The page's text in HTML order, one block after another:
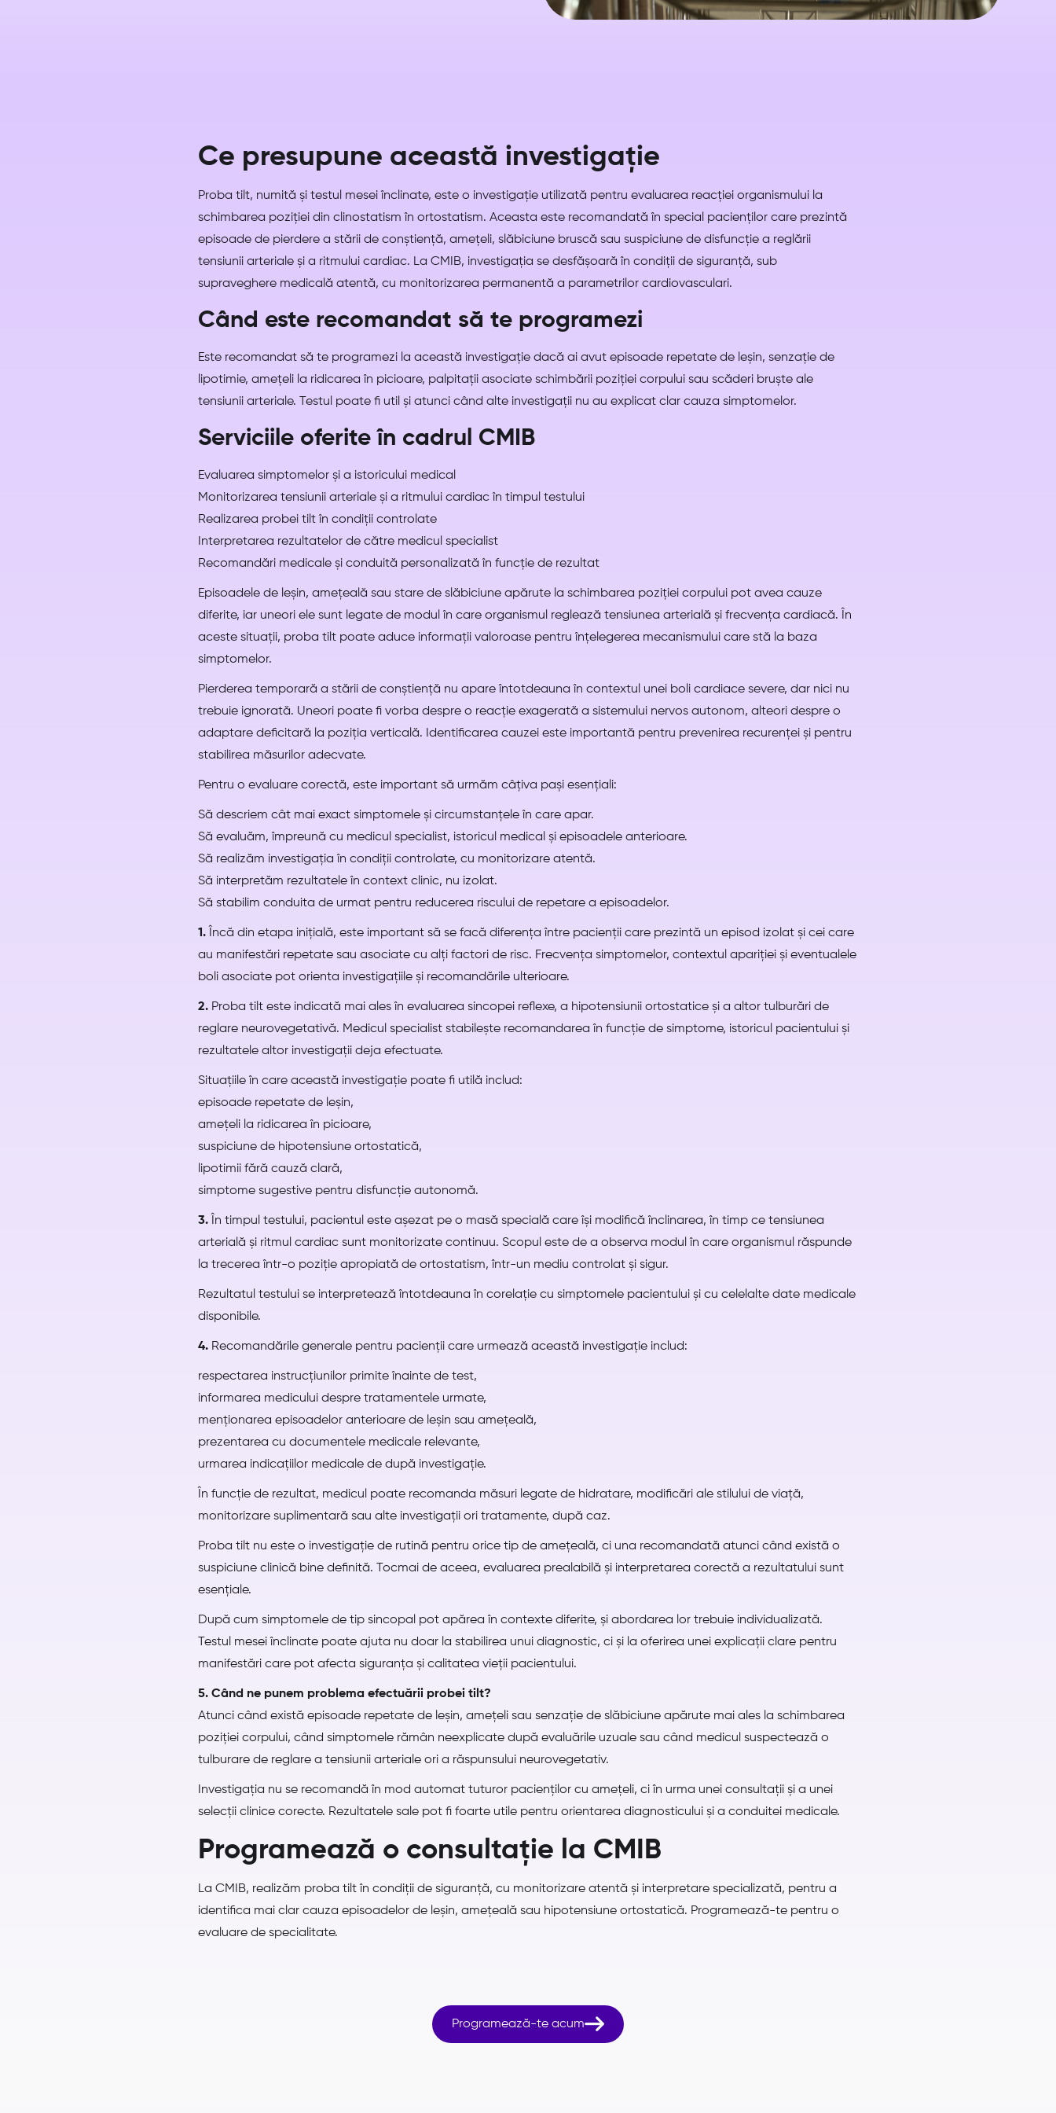
Ce presupune această investigație
Proba tilt, numită și testul mesei înclinate, este o investigație utilizată pentru evaluarea reacției organismului la
schimbarea poziției din clinostatism în ortostatism. Aceasta este recomandată în special pacienților care prezintă
episoade de pierdere a stării de conștiență, amețeli, slăbiciune bruscă sau suspiciune de disfuncție a reglării
tensiunii arteriale și a ritmului cardiac. La CMIB, investigația se desfășoară în condiții de siguranță, sub
supraveghere medicală atentă, cu monitorizarea permanentă a parametrilor cardiovasculari.
Când este recomandat să te programezi
Este recomandat să te programezi la această investigație dacă ai avut episoade repetate de leșin, senzație de
lipotimie, amețeli la ridicarea în picioare, palpitații asociate schimbării poziției corpului sau scăderi bruște ale
tensiunii arteriale. Testul poate fi util și atunci când alte investigații nu au explicat clar cauza simptomelor.
Serviciile oferite în cadrul CMIB
Evaluarea simptomelor și a istoricului medical
Monitorizarea tensiunii arteriale și a ritmului cardiac în timpul testului
Realizarea probei tilt în condiții controlate
Interpretarea rezultatelor de către medicul specialist
Recomandări medicale și conduită personalizată în funcție de rezultat
Episoadele de leșin, amețeală sau stare de slăbiciune apărute la schimbarea poziției corpului pot avea cauze
diferite, iar uneori ele sunt legate de modul în care organismul reglează tensiunea arterială și frecvența cardiacă. În
aceste situații, proba tilt poate aduce informații valoroase pentru înțelegerea mecanismului care stă la baza
simptomelor.
Pierderea temporară a stării de conștiență nu apare întotdeauna în contextul unei boli cardiace severe, dar nici nu
trebuie ignorată. Uneori poate fi vorba despre o reacție exagerată a sistemului nervos autonom, alteori despre o
adaptare deficitară la poziția verticală. Identificarea cauzei este importantă pentru prevenirea recurenței și pentru
stabilirea măsurilor adecvate.
Pentru o evaluare corectă, este important să urmăm câțiva pași esențiali:
Să descriem cât mai exact simptomele și circumstanțele în care apar.
Să evaluăm, împreună cu medicul specialist, istoricul medical și episoadele anterioare.
Să realizăm investigația în condiții controlate, cu monitorizare atentă.
Să interpretăm rezultatele în context clinic, nu izolat.
Să stabilim conduita de urmat pentru reducerea riscului de repetare a episoadelor.
1. Încă din etapa inițială, este important să se facă diferența între pacienții care prezintă un episod izolat și cei care
au manifestări repetate sau asociate cu alți factori de risc. Frecvența simptomelor, contextul apariției și eventualele
boli asociate pot orienta investigațiile și recomandările ulterioare.
2. Proba tilt este indicată mai ales în evaluarea sincopei reflexe, a hipotensiunii ortostatice și a altor tulburări de
reglare neurovegetativă. Medicul specialist stabilește recomandarea în funcție de simptome, istoricul pacientului și
rezultatele altor investigații deja efectuate.
Situațiile în care această investigație poate fi utilă includ:
episoade repetate de leșin,
amețeli la ridicarea în picioare,
suspiciune de hipotensiune ortostatică,
lipotimii fără cauză clară,
simptome sugestive pentru disfuncție autonomă.
3. În timpul testului, pacientul este așezat pe o masă specială care își modifică înclinarea, în timp ce tensiunea
arterială și ritmul cardiac sunt monitorizate continuu. Scopul este de a observa modul în care organismul răspunde
la trecerea într-o poziție apropiată de ortostatism, într-un mediu controlat și sigur.
Rezultatul testului se interpretează întotdeauna în corelație cu simptomele pacientului și cu celelalte date medicale
disponibile.
4. Recomandările generale pentru pacienții care urmează această investigație includ:
respectarea instrucțiunilor primite înainte de test,
informarea medicului despre tratamentele urmate,
menționarea episoadelor anterioare de leșin sau amețeală,
prezentarea cu documentele medicale relevante,
urmarea indicațiilor medicale de după investigație.
În funcție de rezultat, medicul poate recomanda măsuri legate de hidratare, modificări ale stilului de viață,
monitorizare suplimentară sau alte investigații ori tratamente, după caz.
Proba tilt nu este o investigație de rutină pentru orice tip de amețeală, ci una recomandată atunci când există o
suspiciune clinică bine definită. Tocmai de aceea, evaluarea prealabilă și interpretarea corectă a rezultatului sunt
esențiale.
După cum simptomele de tip sincopal pot apărea în contexte diferite, și abordarea lor trebuie individualizată.
Testul mesei înclinate poate ajuta nu doar la stabilirea unui diagnostic, ci și la oferirea unei explicații clare pentru
manifestări care pot afecta siguranța și calitatea vieții pacientului.
5. Când ne punem problema efectuării probei tilt?
Atunci când există episoade repetate de leșin, amețeli sau senzație de slăbiciune apărute mai ales la schimbarea
poziției corpului, când simptomele rămân neexplicate după evaluările uzuale sau când medicul suspectează o
tulburare de reglare a tensiunii arteriale ori a răspunsului neurovegetativ.
Investigația nu se recomandă în mod automat tuturor pacienților cu amețeli, ci în urma unei consultații și a unei
selecții clinice corecte. Rezultatele sale pot fi foarte utile pentru orientarea diagnosticului și a conduitei medicale.
Programează o consultație la CMIB
La CMIB, realizăm proba tilt în condiții de siguranță, cu monitorizare atentă și interpretare specializată, pentru a
identifica mai clar cauza episoadelor de leșin, amețeală sau hipotensiune ortostatică. Programează-te pentru o
evaluare de specialitate.
Programează-te acum